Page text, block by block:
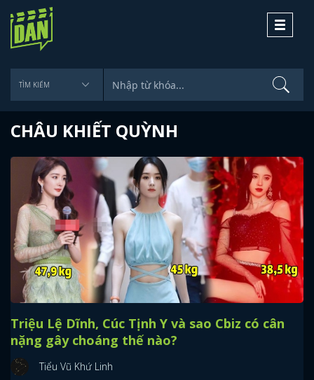
Toggle
CHÂU KHIẾT QUỲNH
Triệu Lệ Dĩnh, Cúc Tịnh Y và sao Cbiz có cân
nặng gây choáng thế nào?
Tiểu Vũ Khứ Linh